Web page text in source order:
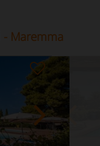
- Maremma